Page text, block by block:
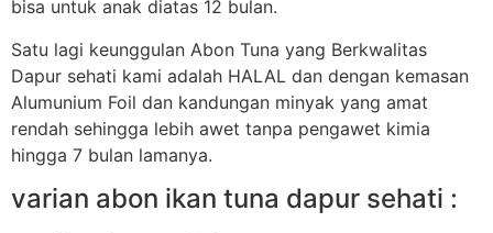
bisa untuk anak diatas 12 bulan.
Satu lagi keunggulan Abon Tuna yang Berkwalitas
Dapur sehati kami adalah HALAL dan dengan kemasan
Alumunium Foil dan kandungan minyak yang amat
rendah sehingga lebih awet tanpa pengawet kimia
hingga 7 bulan lamanya.
varian abon ikan tuna dapur sehati :